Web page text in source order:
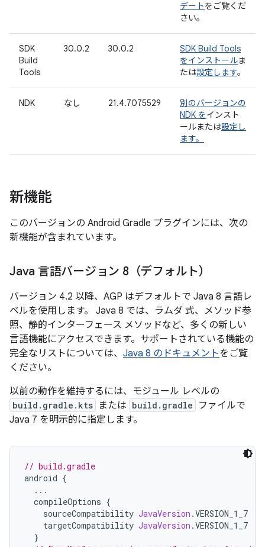
デートをご覧くだ
さい。
SDK
Build
Tools
30.0.2 30.0.2
SDK Build Tools
をインストールま
たは設定します。
NDK なし 21.4.7075529
別のバージョンの
NDK をインスト
ールまたは設定し
ます。
新機能
このバージョンの Android Gradle プラグインには、次の
新機能が含まれています。
Java 言語バージョン 8（デフォルト）
バージョン 4.2 以降、AGP はデフォルトで Java 8 言語レ
ベルを使用します。 Java 8 では、ラムダ 式、メソッド参
照、静的インターフェース メソッドなど、多くの新しい
言語機能にアクセスできます。サポートされている機能の
完全なリストについては、 Java 8 のドキュメントをご覧
ください。
以前の動作を維持するには、モジュール レベルの
build.gradle.kts または build.gradle
ファイルで
Java 7 を明示的に指定します。
// build.gradle
android {
...
compileOptions {
sourceCompatibility JavaVersion .VERSION_1_7
targetCompatibility JavaVersion .VERSION_1_7
}